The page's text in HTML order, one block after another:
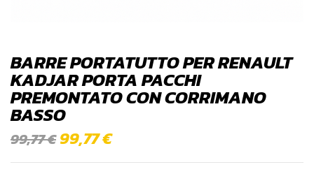
BARRE PORTATUTTO PER RENAULT
KADJAR PORTA PACCHI
PREMONTATO CON CORRIMANO
BASSO
99,77€ 99,77€